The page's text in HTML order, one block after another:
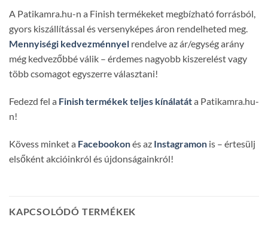
A Patikamra.hu-n a Finish termékeket megbízható forrásból,
gyors kiszállítással és versenyképes áron rendelheted meg.
Mennyiségi kedvezménnyel rendelve az ár/egység arány
még kedvezőbbé válik – érdemes nagyobb kiszerelést vagy
több csomagot egyszerre választani!
Fedezd fel a Finish termékek teljes kínálatáta Patikamra.hu-
n!
Kövess minket a Facebookonés az Instagramon is – értesülj
elsőként akcióinkról és újdonságainkról!
KAPCSOLÓDÓ TERMÉKEK